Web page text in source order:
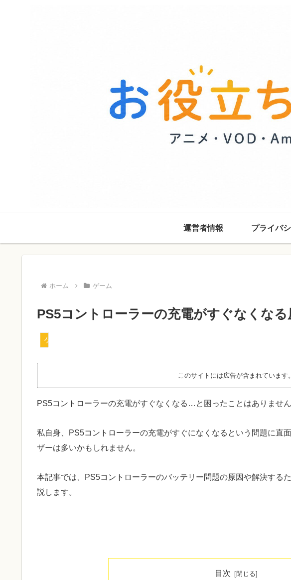
運営者情報 プライバ
ホーム ゲーム
PS5コントローラーの充電がすぐなくな
ゲーム
このサイトには広告が含まれています。
PS5コントローラーの充電がすぐなくなる…と困ったことはありませ
私自身、PS5コントローラーの充電がすぐになくなるという問題に直
ザーは多いかもしれません。
本記事では、PS5コントローラーのバッテリー問題の原因や解決する
説します。
目次